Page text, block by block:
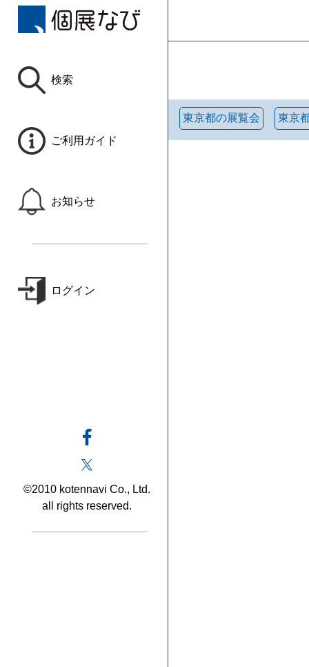
検索
ご利用ガイド
お知らせ
ログイン
©2010 kotennavi Co., Ltd.
all rights reserved.
東京都の展覧会 東京